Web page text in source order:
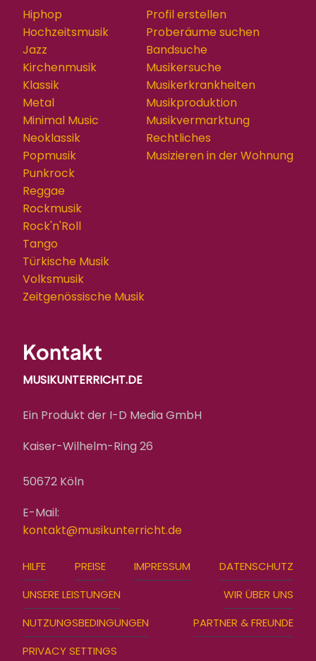
Hiphop
Hochzeitsmusik
Jazz
Kirchenmusik
Klassik
Metal
Minimal Music
Neoklassik
Popmusik
Punkrock
Reggae
Rockmusik
Rock'n'Roll
Tango
Türkische Musik
Volksmusik
Zeitgenössische Musik
Profil erstellen
Proberäume suchen
Bandsuche
Musikersuche
Musikerkrankheiten
Musikproduktion
Musikvermarktung
Rechtliches
Musizieren in der Wohnung
Kontakt
MUSIKUNTERRICHT.DE
Ein Produkt der I-D Media GmbH
Kaiser-Wilhelm-Ring 26
50672 Köln
E-Mail:
kontakt@musikunterricht.de
FOOTER
MENU
HILFE PREISE IMPRESSUM
DATENSCHUTZ
UNSERE LEISTUNGEN
WIR ÜBER UNS
NUTZUNGSBEDINGUNGEN
PARTNER & FREUNDE
PRIVACY SETTINGS